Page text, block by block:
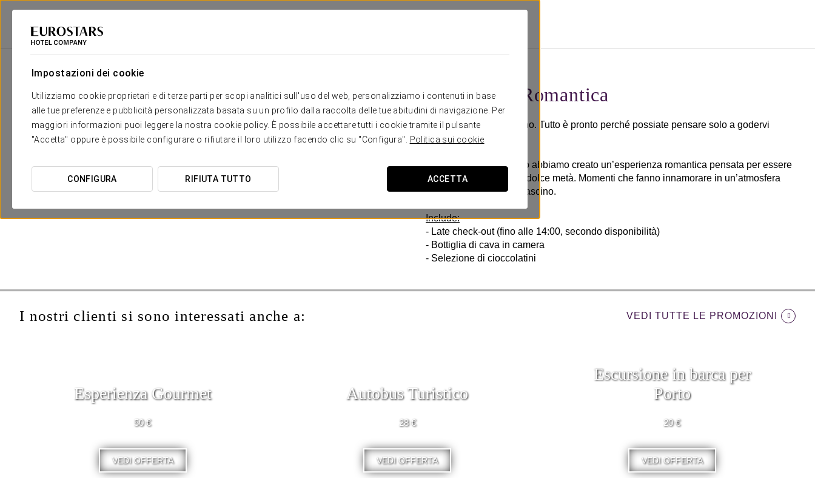
Impostazioni dei cookie
Utilizziamo cookie proprietari e di terze parti per scopi analitici sull'uso del web, personalizziamo i contenuti in base
alle tue preferenze e pubblicità personalizzata basata su un profilo dalla raccolta delle tue abitudini di navigazione. Per
maggiori informazioni puoi leggere la nostra cookie policy. È possibile accettare tutti i cookie tramite il pulsante
"Accetta" oppure è possibile configurare o rifiutare il loro utilizzo facendo clic su "Configura".
Politica sui cookie
CONFIGURA RIFIUTA TUTTO ACCETTA
Eurostars Hotel Company
Esperienza Romantica
Dettagli che sorprendono. Tutto è pronto perché possiate pensare solo a godervi
l’amore.
All’Dorma Almada Porto abbiamo creato un’esperienza romantica pensata per essere
condivisa con la vostra dolce metà. Momenti che fanno innamorare in un’atmosfera
accogliente e piena di fascino.
Include:
- Late check-out (fino alle 14:00, secondo disponibilità)
- Bottiglia di cava in camera
- Selezione di cioccolatini
I nostri clienti si sono interessati anche a: VEDI TUTTE LE PROMOZIONI
Esperienza Gourmet
50 €
VEDI OFFERTA
Autobus Turistico
28 €
VEDI OFFERTA
Escursione in barca per
Porto
20 €
VEDI OFFERTA